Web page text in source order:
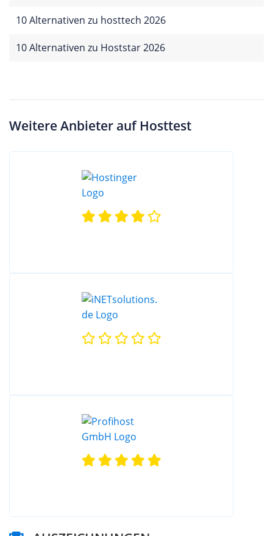
10 Alternativen zu hosttech 2026
10 Alternativen zu Hoststar 2026
Weitere Anbieter auf Hosttest